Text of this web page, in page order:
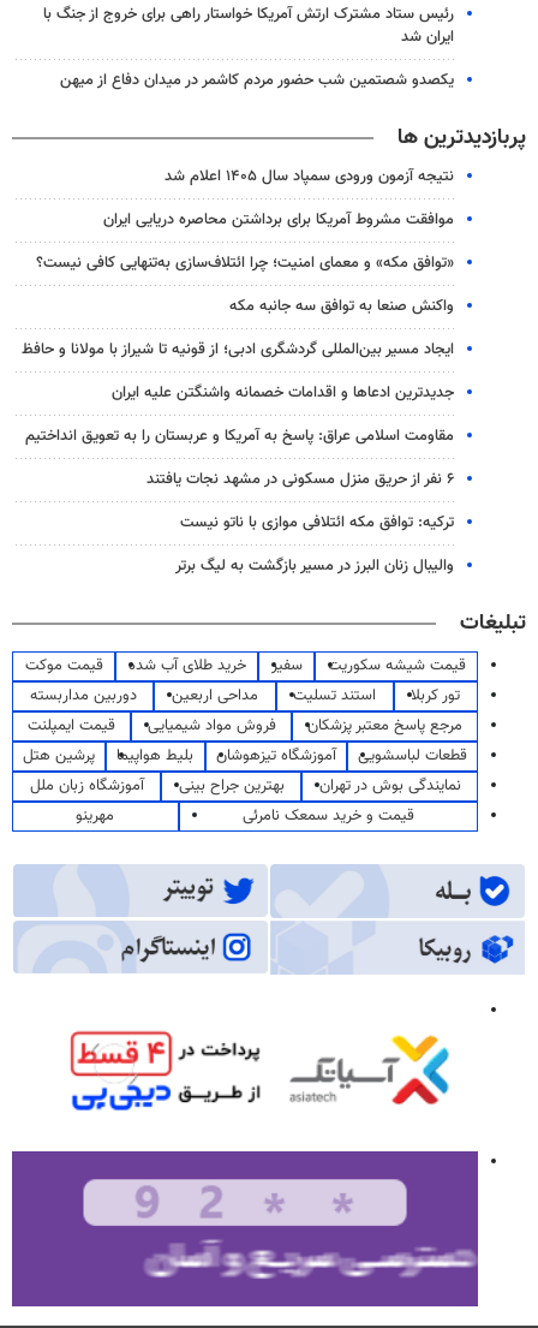
رئیس ستاد مشترک ارتش آمریکا خواستار راهی برای خروج از جنگ با
ایران شد
یکصدو شصتمین شب حضور مردم کاشمر در میدان دفاع از میهن
پربازدیدترین ها
نتیجه آزمون ورودی سمپاد سال ۱۴۰۵ اعلام شد
موافقت مشروط آمریکا برای برداشتن محاصره دریایی ایران
«توافق مکه» و معمای امنیت؛ چرا ائتلاف‌سازی به‌تنهایی کافی نیست؟
واکنش صنعا به توافق سه جانبه مکه
ایجاد مسیر بین‌المللی گردشگری ادبی؛ از قونیه تا شیراز با مولانا و حافظ
جدیدترین ادعاها و اقدامات خصمانه واشنگتن علیه ایران
مقاومت اسلامی عراق: پاسخ به آمریکا و عربستان را به تعویق انداختیم
۶ نفر از حریق منزل مسکونی در مشهد نجات یافتند
ترکیه: توافق مکه ائتلافی موازی با ناتو نیست
والیبال زنان البرز در مسیر بازگشت به لیگ برتر
تبلیغات
قیمت شیشه سکوریت سفیر خرید طلای آب شده
قیمت موکت
تور کربلا
استند تسلیت مداحی اربعین
دوربین مداربسته
مرجع پاسخ معتبر پزشکان
فروش مواد شیمیایی
قیمت ایمپلنت
قطعات لباسشویی
آموزشگاه تیزهوشان بلیط هواپیما
پرشین هتل
نمایندگی بوش در تهران
بهترین جراح بینی
آموزشگاه زبان ملل
قیمت و خرید سمعک نامرئی
مهرینو